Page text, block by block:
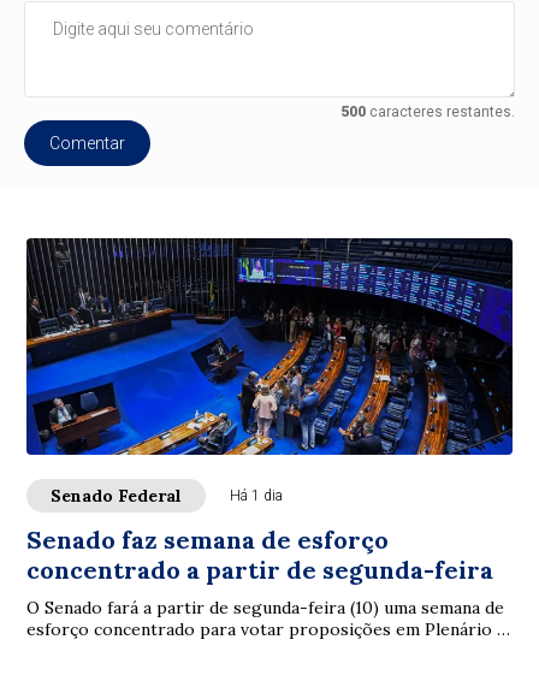
500caracteres restantes.
Comentar
Senado Federal Há 1 dia
Senado faz semana de esforço
concentrado a partir de segunda-feira
O Senado fará a partir de segunda-feira (10) uma semana de
esforço concentrado para votar proposições em Plenário e